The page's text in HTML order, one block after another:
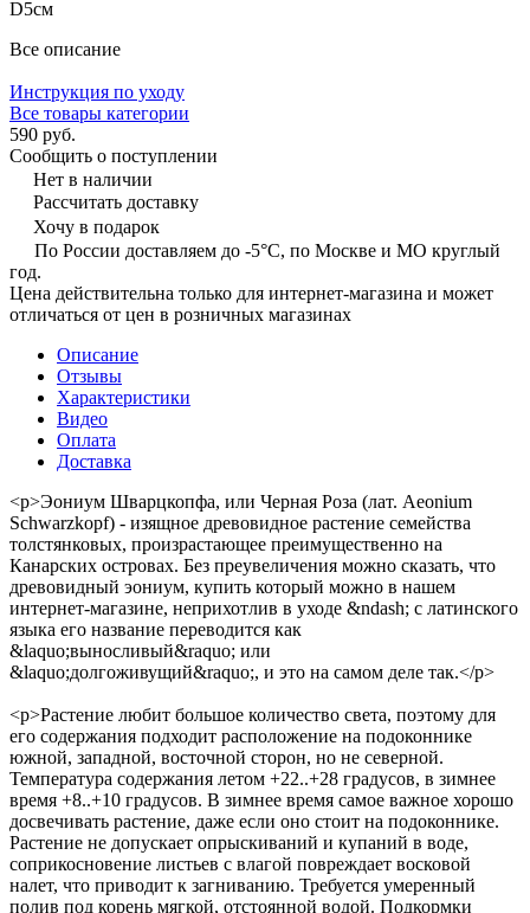
D5см
Все описание
Инструкция по уходу
Все товары категории
590 руб.
Сообщить о поступлении
Нет в наличии
Рассчитать доставку
Хочу в подарок
По России доставляем до -5°C, по Москве и МО круглый
год.
Цена действительна только для интернет-магазина и может
отличаться от цен в розничных магазинах
Описание
Отзывы
Характеристики
Видео
Оплата
Доставка
<p>Эониум Шварцкопфа, или Черная Роза (лат. Aeonium
Schwarzkopf) - изящное древовидное растение семейства
толстянковых, произрастающее преимущественно на
Канарских островах. Без преувеличения можно сказать, что
древовидный эониум, купить который можно в нашем
интернет-магазине, неприхотлив в уходе &ndash; с латинского
языка его название переводится как
&laquo;выносливый&raquo; или
&laquo;долгоживущий&raquo;, и это на самом деле так.</p>
<p>Растение любит большое количество света, поэтому для
его содержания подходит расположение на подоконнике
южной, западной, восточной сторон, но не северной.
Температура содержания летом +22..+28 градусов, в зимнее
время +8..+10 градусов. В зимнее время самое важное хорошо
досвечивать растение, даже если оно стоит на подоконнике.
Растение не допускает опрыскиваний и купаний в воде,
соприкосновение листьев с влагой повреждает восковой
налет, что приводит к загниванию. Требуется умеренный
полив под корень мягкой, отстоянной водой. Подкормки